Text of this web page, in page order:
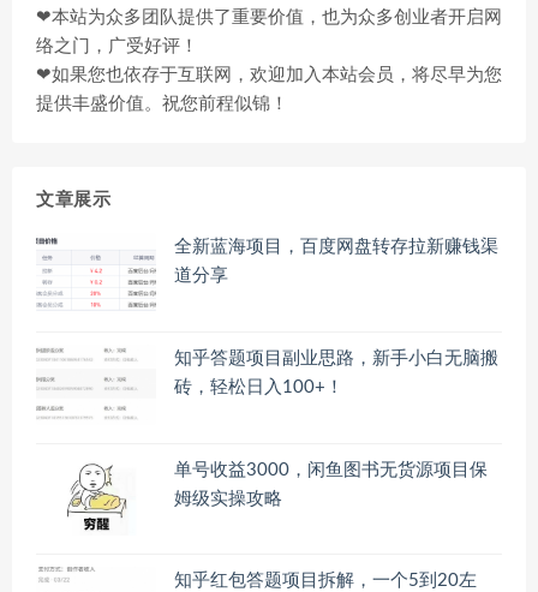
❤本站为众多团队提供了重要价值，也为众多创业者开启网
络之门，广受好评！
❤如果您也依存于互联网，欢迎加入本站会员，将尽早为您
提供丰盛价值。祝您前程似锦！
文章展示
全新蓝海项目，百度网盘转存拉新赚钱渠
道分享
知乎答题项目副业思路，新手小白无脑搬
砖，轻松日入100+！
单号收益3000，闲鱼图书无货源项目保
姆级实操攻略
知乎红包答题项目拆解，一个5到20左